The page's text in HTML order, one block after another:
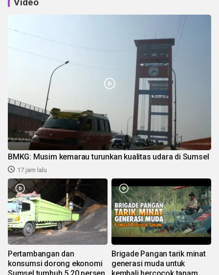
Video
BMKG: Musim kemarau turunkan kualitas udara di Sumsel
17 jam lalu
Pertambangan dan
konsumsi dorong ekonomi
Sumsel tumbuh 5,20 persen
Brigade Pangan tarik minat
generasi muda untuk
kembali bercocok tanam